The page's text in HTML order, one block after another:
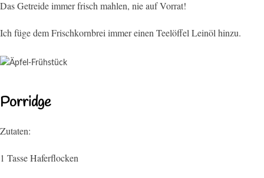
Das Getreide immer frisch mahlen, nie auf Vorrat!
Ich füge dem Frischkornbrei immer einen Teelöffel Leinöl hinzu.
Porridge
Zutaten:
1 Tasse Haferflocken